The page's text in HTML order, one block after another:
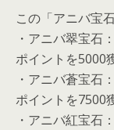
この「アニバ宝
・アニバ翠宝石
ポイントを5000
・アニバ蒼宝石
ポイントを7500
・アニバ紅宝石